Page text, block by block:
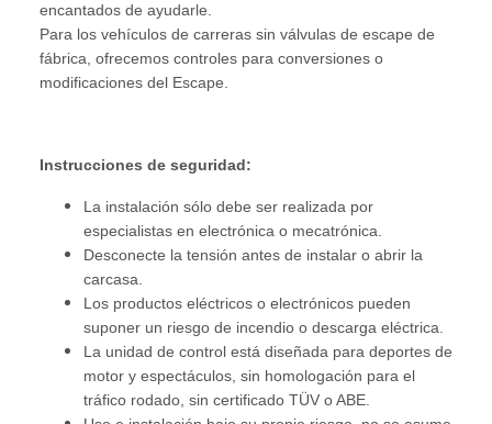
encantados de ayudarle.
Para los vehículos de carreras sin válvulas de escape de
fábrica, ofrecemos controles para conversiones o
modificaciones del Escape.
Instrucciones de seguridad:
La instalación sólo debe ser realizada por
especialistas en electrónica o mecatrónica.
Desconecte la tensión antes de instalar o abrir la
carcasa.
Los productos eléctricos o electrónicos pueden
suponer un riesgo de incendio o descarga eléctrica.
La unidad de control está diseñada para deportes de
motor y espectáculos, sin homologación para el
tráfico rodado, sin certificado TÜV o ABE.